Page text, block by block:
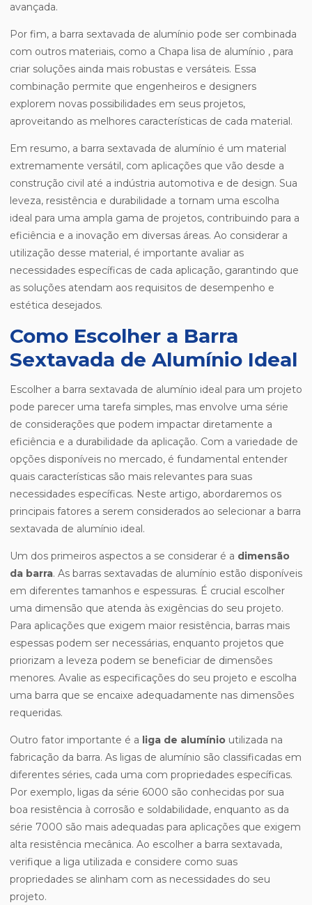
avançada.
Por fim, a barra sextavada de alumínio pode ser combinada
com outros materiais, como a Chapa lisa de alumínio , para
criar soluções ainda mais robustas e versáteis. Essa
combinação permite que engenheiros e designers
explorem novas possibilidades em seus projetos,
aproveitando as melhores características de cada material.
Em resumo, a barra sextavada de alumínio é um material
extremamente versátil, com aplicações que vão desde a
construção civil até a indústria automotiva e de design. Sua
leveza, resistência e durabilidade a tornam uma escolha
ideal para uma ampla gama de projetos, contribuindo para a
eficiência e a inovação em diversas áreas. Ao considerar a
utilização desse material, é importante avaliar as
necessidades específicas de cada aplicação, garantindo que
as soluções atendam aos requisitos de desempenho e
estética desejados.
Como Escolher a Barra
Sextavada de Alumínio Ideal
Escolher a barra sextavada de alumínio ideal para um projeto
pode parecer uma tarefa simples, mas envolve uma série
de considerações que podem impactar diretamente a
eficiência e a durabilidade da aplicação. Com a variedade de
opções disponíveis no mercado, é fundamental entender
quais características são mais relevantes para suas
necessidades específicas. Neste artigo, abordaremos os
principais fatores a serem considerados ao selecionar a barra
sextavada de alumínio ideal.
Um dos primeiros aspectos a se considerar é a dimensão
da barra. As barras sextavadas de alumínio estão disponíveis
em diferentes tamanhos e espessuras. É crucial escolher
uma dimensão que atenda às exigências do seu projeto.
Para aplicações que exigem maior resistência, barras mais
espessas podem ser necessárias, enquanto projetos que
priorizam a leveza podem se beneficiar de dimensões
menores. Avalie as especificações do seu projeto e escolha
uma barra que se encaixe adequadamente nas dimensões
requeridas.
Outro fator importante é a liga de alumínio utilizada na
fabricação da barra. As ligas de alumínio são classificadas em
diferentes séries, cada uma com propriedades específicas.
Por exemplo, ligas da série 6000 são conhecidas por sua
boa resistência à corrosão e soldabilidade, enquanto as da
série 7000 são mais adequadas para aplicações que exigem
alta resistência mecânica. Ao escolher a barra sextavada,
verifique a liga utilizada e considere como suas
propriedades se alinham com as necessidades do seu
projeto.